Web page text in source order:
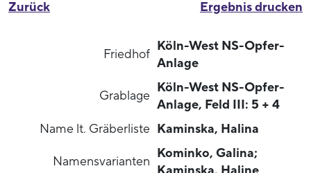
Ergebnis drucken
Zurück
Friedhof
Köln-West NS-Opfer-
Anlage
Grablage
Köln-West NS-Opfer-
Anlage, Feld III: 5 + 4
Name lt. Gräberliste Kaminska, Halina
Namensvarianten
Kominko, Galina;